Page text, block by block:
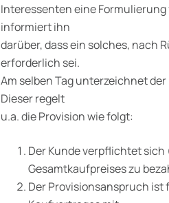
Interessenten eine
informiert ihn
darüber, dass ein solches, nach
erforderlich sei.
Am selben Tag unterzeichnet
Dieser regelt
u.a. die Provision wie folgt:
Der Kunde verpflichtet sich
Gesamtkaufpreises zu
Der Provisionsanspruch ist